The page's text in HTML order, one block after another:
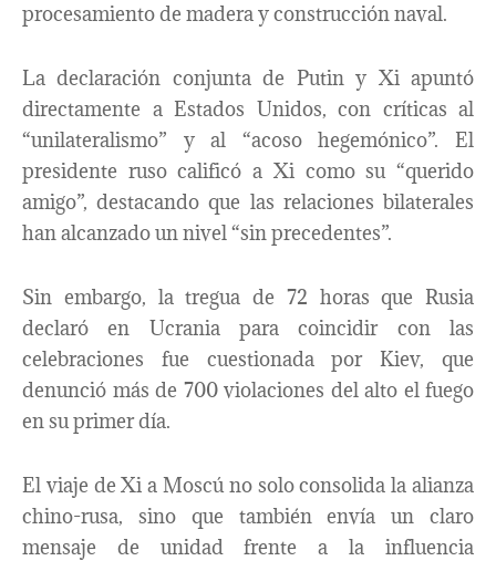
procesamiento de madera y construcción naval.
La declaración conjunta de Putin y Xi apuntó
directamente a Estados Unidos, con críticas al
“unilateralismo” y al “acoso hegemónico”. El
presidente ruso calificó a Xi como su “querido
amigo”, destacando que las relaciones bilaterales
han alcanzado un nivel “sin precedentes”.
Sin embargo, la tregua de 72 horas que Rusia
declaró en Ucrania para coincidir con las
celebraciones fue cuestionada por Kiev, que
denunció más de 700 violaciones del alto el fuego
en su primer día.
El viaje de Xi a Moscú no solo consolida la alianza
chino-rusa, sino que también envía un claro
mensaje de unidad frente a la influencia